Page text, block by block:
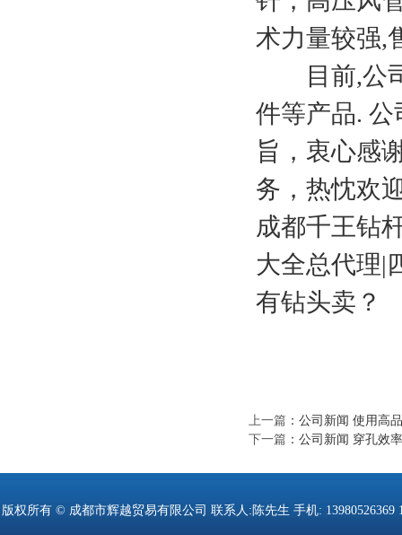
术力量较强,
目前,公司
件等产品.
旨，衷心感
务，热忱欢
成都千王钻
大全总代理|
有钻头卖？
上一篇 ： 公司新闻 使用高
下一篇 ： 公司新闻 穿孔效
版权所有 © 成都市辉越贸易有限公司 联系人:陈先生 手机: 13980526369